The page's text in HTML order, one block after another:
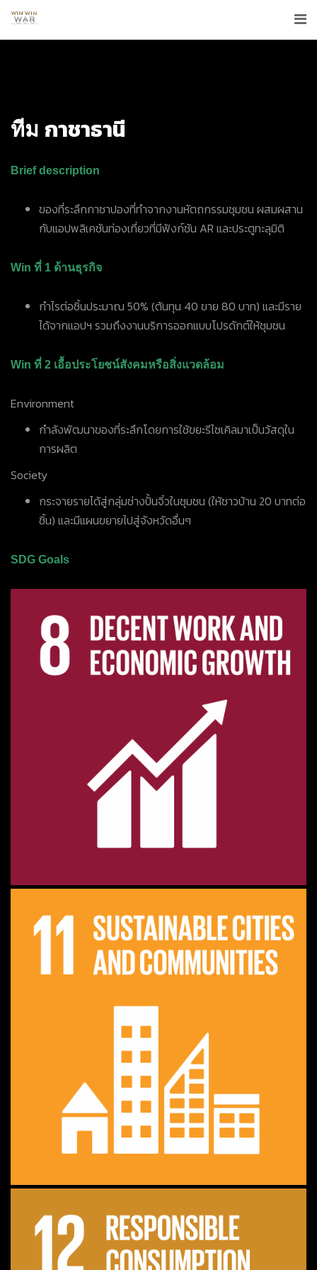
ทีม กาชาธานี
Brief description
ของที่ระลึกกาชาปองที่ทำจากงานหัตถกรรมชุมชน ผสมผสาน
กับแอปพลิเคชันท่องเที่ยวที่มีฟังก์ชัน AR และประตูทะลุมิติ
Win ที่ 1 ด้านธุรกิจ
กำไรต่อชิ้นประมาณ 50% (ต้นทุน 40 ขาย 80 บาท) และมีราย
ได้จากแอปฯ รวมถึงงานบริการออกแบบโปรดักต์ให้ชุมชน
Win ที่ 2 เอื้อประโยชน์สังคมหรือสิ่งแวดล้อม
Environment
กำลังพัฒนาของที่ระลึกโดยการใช้ขยะรีไซเคิลมาเป็นวัสดุใน
การผลิต
Society
กระจายรายได้สู่กลุ่มช่างปั้นจิ๋วในชุมชน (ให้ชาวบ้าน 20 บาทต่อ
ชิ้น) และมีแผนขยายไปสู่จังหวัดอื่นๆ
SDG Goals